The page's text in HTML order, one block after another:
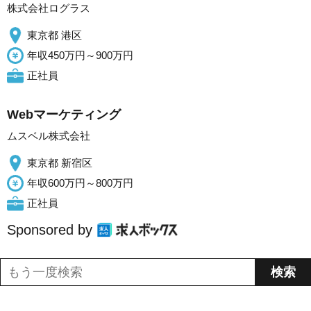
株式会社ログラス
東京都 港区
年収450万円～900万円
正社員
Webマーケティング
ムスベル株式会社
東京都 新宿区
年収600万円～800万円
正社員
Sponsored by